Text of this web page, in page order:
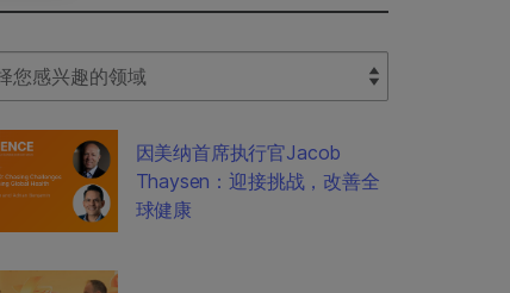
Filter
因美纳首席执行官Jacob
Thaysen：迎接挑战，改善全
球健康